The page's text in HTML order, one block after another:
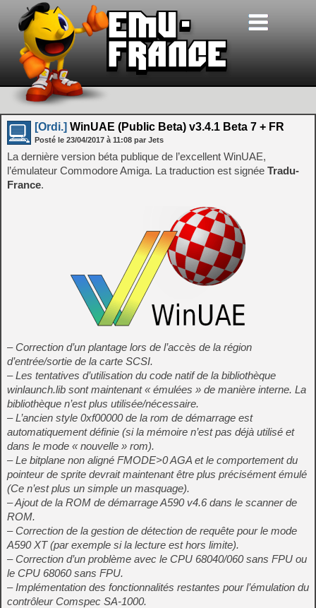
[Ordi.] WinUAE (Public Beta) v3.4.1 Beta 7 + FR
Posté le 23/04/2017 à 11:08 par Jets
La dernière version béta publique de l’excellent WinUAE,
l’émulateur Commodore Amiga. La traduction est signée Tradu-
France.
– Correction d’un plantage lors de l’accès de la région
d’entrée/sortie de la carte SCSI.
– Les tentatives d’utilisation du code natif de la bibliothèque
winlaunch.lib sont maintenant « émulées » de manière interne. La
bibliothèque n’est plus utilisée/nécessaire.
– L’ancien style 0xf00000 de la rom de démarrage est
automatiquement définie (si la mémoire n’est pas déjà utilisé et
dans le mode « nouvelle » rom).
– Le bitplane non aligné FMODE>0 AGA et le comportement du
pointeur de sprite devrait maintenant être plus précisément émulé
(Ce n’est plus un simple un masquage).
– Ajout de la ROM de démarrage A590 v4.6 dans le scanner de
ROM.
– Correction de la gestion de détection de requête pour le mode
A590 XT (par exemple si la lecture est hors limite).
– Correction d’un problème avec le CPU 68040/060 sans FPU ou
le CPU 68060 sans FPU.
– Implémentation des fonctionnalités restantes pour l’émulation du
contrôleur Comspec SA-1000.